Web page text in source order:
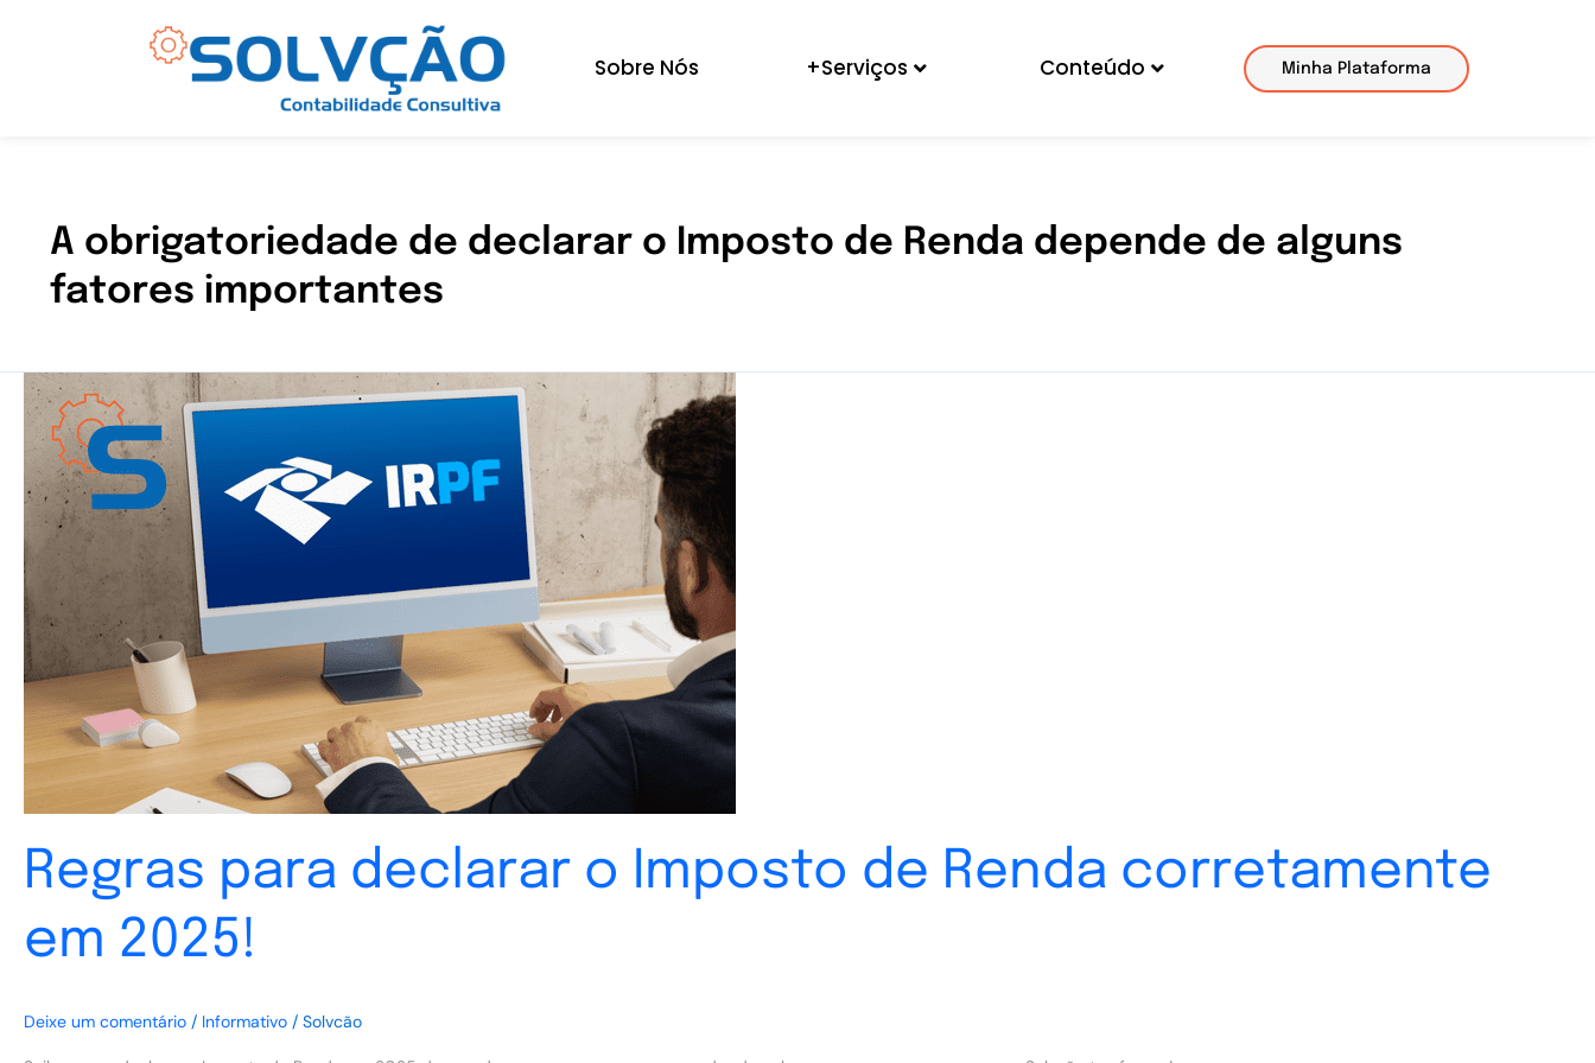
Sobre Nós +Serviços Conteúdo Minha Plataforma
A obrigatoriedade de declarar o Imposto de Renda depende de alguns
fatores importantes
Regras para declarar o Imposto de Renda corretamente
em 2025!
Deixe um comentário / Informativo / Solvcão
Regras
para
declarar
Imposto
de
corretamente
em
2025!